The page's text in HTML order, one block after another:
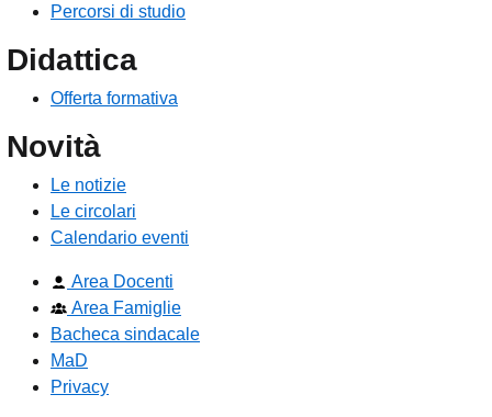
Percorsi di studio
Didattica
Offerta formativa
Novità
Le notizie
Le circolari
Calendario eventi
Area Docenti
Area Famiglie
Bacheca sindacale
MaD
Privacy